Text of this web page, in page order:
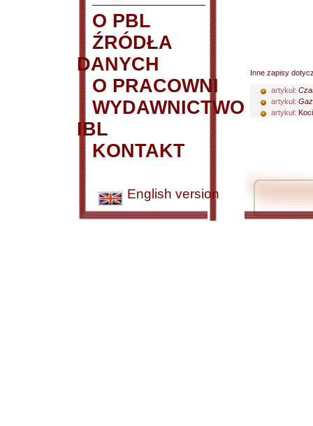
O PBL
ŹRÓDŁA
DANYCH
O PRACOWNI
WYDAWNICTWO
IBL
KONTAKT
English version
Inne zapisy
artykuł:
artykuł:
artykuł: